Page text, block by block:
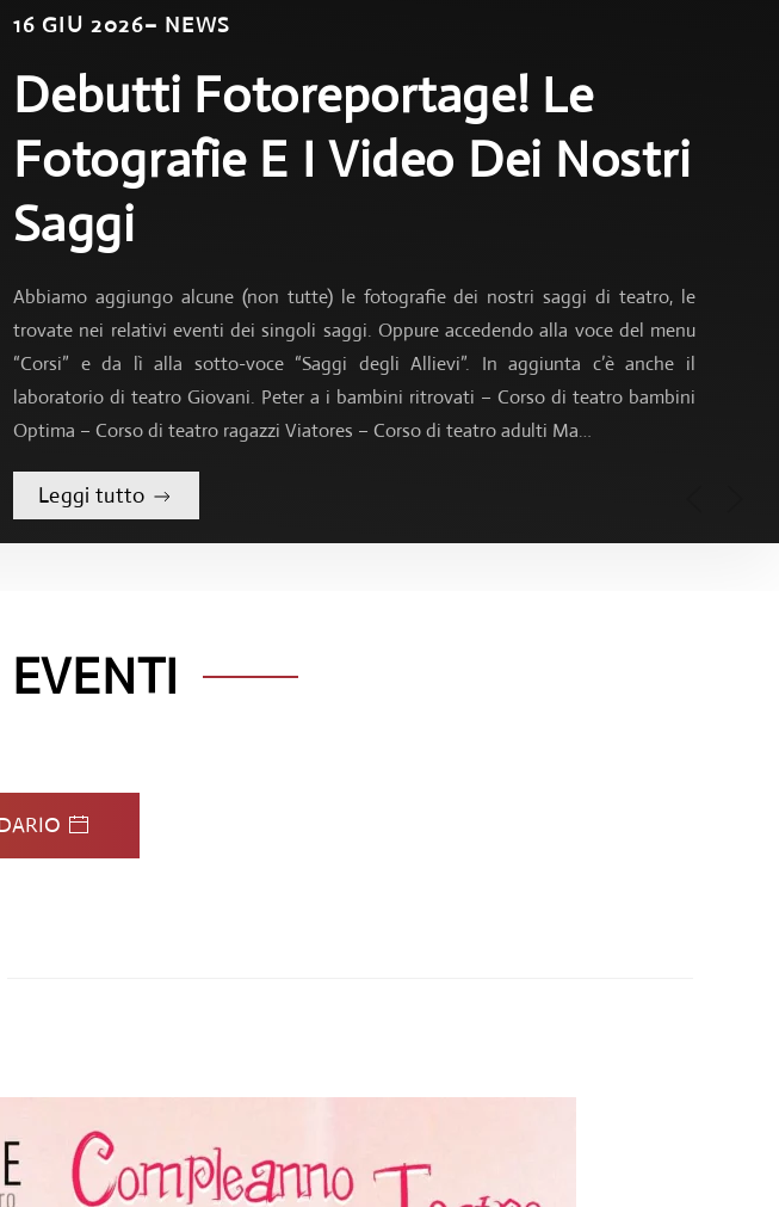
16 GIU 2026– NEWS
Debutti Fotoreportage! Le
Fotografie E I Video Dei Nostri
Saggi
Abbiamo aggiungo alcune (non tutte) le fotografie dei nostri saggi di teatro, le
trovate nei relativi eventi dei singoli saggi. Oppure accedendo alla voce del menu
“Corsi” e da lì alla sotto-voce “Saggi degli Allievi”. In aggiunta c’è anche il
laboratorio di teatro Giovani. Peter a i bambini ritrovati – Corso di teatro bambini
Optima – Corso di teatro ragazzi Viatores – Corso di teatro adulti Ma…
Leggi tutto